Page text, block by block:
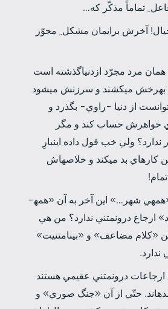
تماماً مذكّر كه…
آخرش برايمان مشكل ِ مجوّز
همان مرد مجرّد از­دنياگذشته است
به­رخش مي­كشند و سرزنش مي­شود
از دنيا -راوي- بگذرد و
خواهرش حساب كند و مگر
ولي خب قول داده اين­بارِ
كارهاي بد مي­كند و خلاصه­اش
بارت: صبركن! اين «همه­ي شهر…» اين آخر به آن «همه­
ارجاع درون­متني ندارد؟ من هي
«كلام مضاعف» و «بينامتنيت»
ندارد.
ارجاعات درون­متني عقيمي هستند
حتّي از آن «جنگ صوري» و